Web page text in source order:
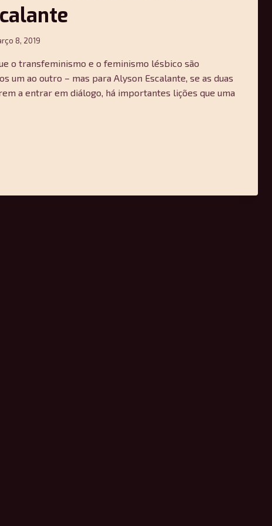
8, 2019
o transfeminismo e o feminismo lésbico são
um ao outro – mas para Alyson Escalante, se as duas
a entrar em diálogo, há importantes lições que uma